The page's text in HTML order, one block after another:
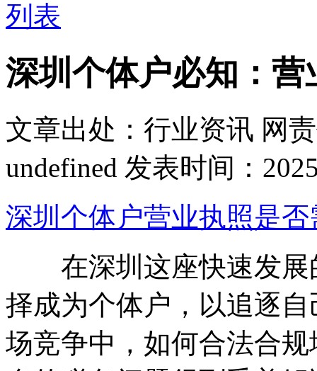
列表
深圳个体户必知：
文章出处：行业资讯 网
undefined 发表时间：
深圳个体户营业执照是
在深圳这座快速发展
择成为个体户，以追逐
场竞争中，如何合法合